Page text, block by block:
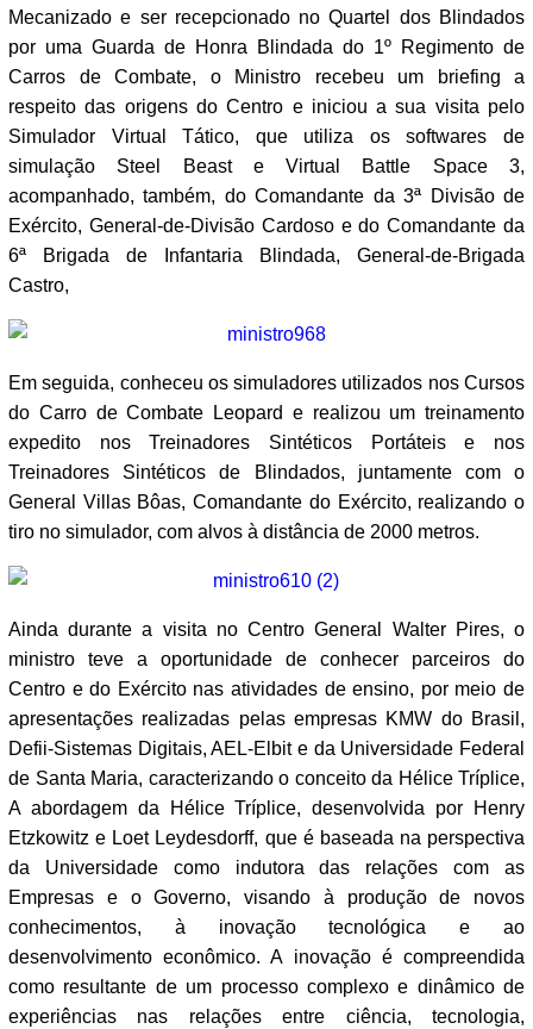
Mecanizado e ser recepcionado no Quartel dos Blindados
por uma Guarda de Honra Blindada do 1º Regimento de
Carros de Combate, o Ministro recebeu um briefing a
respeito das origens do Centro e iniciou a sua visita pelo
Simulador Virtual Tático, que utiliza os softwares de
simulação Steel Beast e Virtual Battle Space 3,
acompanhado, também, do Comandante da 3ª Divisão de
Exército, General-de-Divisão Cardoso e do Comandante da
6ª Brigada de Infantaria Blindada, General-de-Brigada
Castro,
Em seguida, conheceu os simuladores utilizados nos Cursos
do Carro de Combate Leopard e realizou um treinamento
expedito nos Treinadores Sintéticos Portáteis e nos
Treinadores Sintéticos de Blindados, juntamente com o
General Villas Bôas, Comandante do Exército, realizando o
tiro no simulador, com alvos à distância de 2000 metros.
Ainda durante a visita no Centro General Walter Pires, o
ministro teve a oportunidade de conhecer parceiros do
Centro e do Exército nas atividades de ensino, por meio de
apresentações realizadas pelas empresas KMW do Brasil,
Defii-Sistemas Digitais, AEL-Elbit e da Universidade Federal
de Santa Maria, caracterizando o conceito da Hélice Tríplice,
A abordagem da Hélice Tríplice, desenvolvida por Henry
Etzkowitz e Loet Leydesdorff, que é baseada na perspectiva
da Universidade como indutora das relações com as
Empresas e o Governo, visando à produção de novos
conhecimentos, à inovação tecnológica e ao
desenvolvimento econômico. A inovação é compreendida
como resultante de um processo complexo e dinâmico de
experiências nas relações entre ciência, tecnologia,